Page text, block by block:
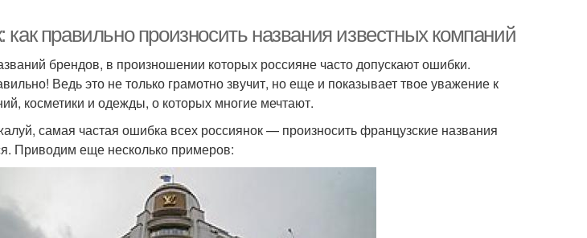
правильно произносить названия известных компаний
брендов, в произношении которых россияне часто допускают ошибки.
Ведь это не только грамотно звучит, но еще и показывает твое уважение к
косметики и одежды, о которых многие мечтают.
самая частая ошибка всех россиянок — произносить французские названия
Приводим еще несколько примеров: